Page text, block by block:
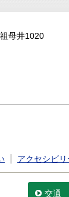
母井1020
アクセシビ
交通